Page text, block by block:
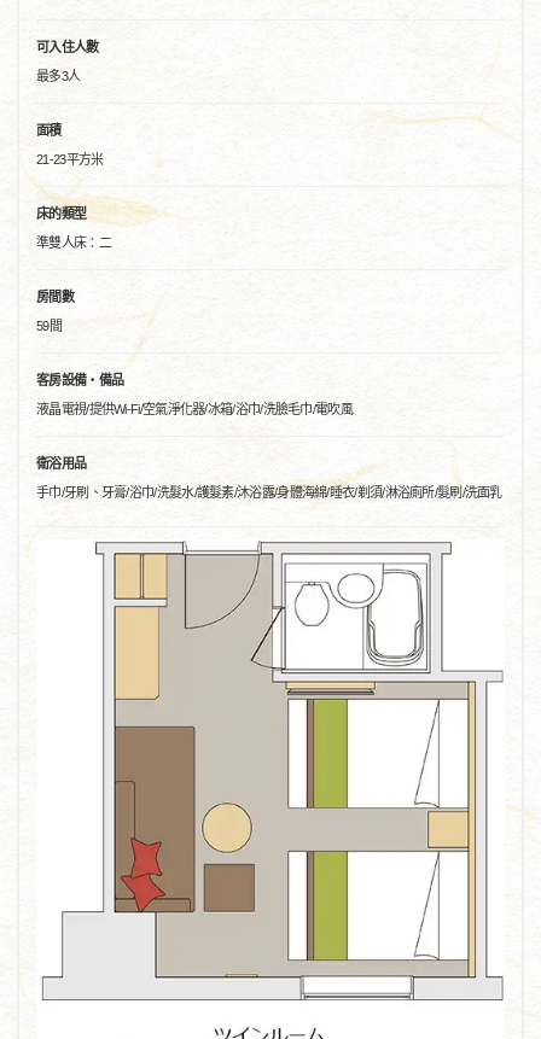
可入住人數
最多3人
面積
21-23平方米
床的類型
準雙人床：二
房間數
59間
客房設備・備品
液晶電視/提供Wi-Fi/空氣淨化器/冰箱/浴巾/洗臉毛巾/電吹風
衛浴用品
手巾/牙刷、牙膏/浴巾/洗髮水/護髮素/沐浴露/身體海綿/睡衣/剃須/淋浴廁所/髮刷/洗面乳